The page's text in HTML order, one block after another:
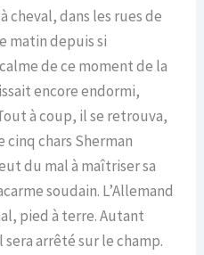
cheval, dans les rues de
matin depuis si
de ce moment de la
encore endormi,
à coup, il se retrouva,
chars Sherman
du mal à maîtriser sa
soudain. L’Allemand
pied à terre. Autant
arrêté sur le champ.